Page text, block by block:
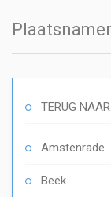
TERUG
Amstenrade
Beek